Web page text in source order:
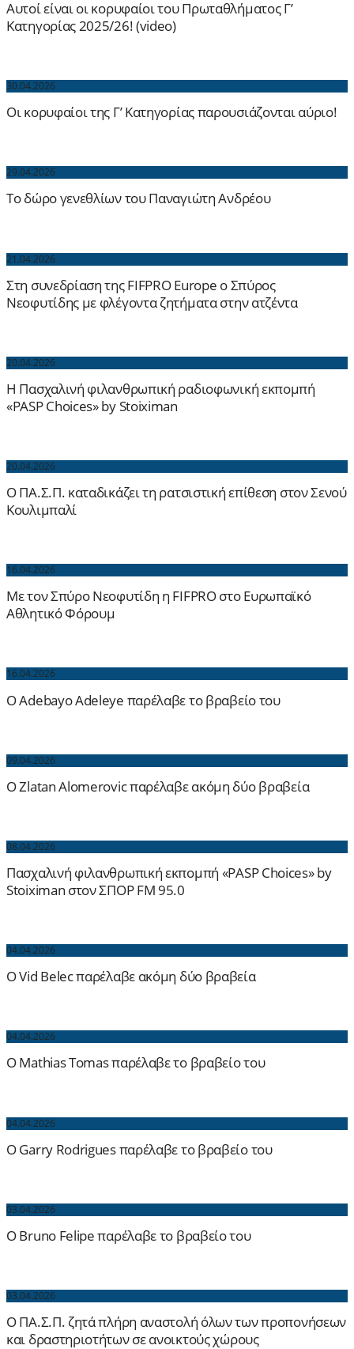
Αυτοί είναι οι κορυφαίοι του Πρωταθλήματος Γ’
Κατηγορίας 2025/26! (video)
30.04.2026
Οι κορυφαίοι της Γ’ Κατηγορίας παρουσιάζονται αύριο!
29.04.2026
Το δώρο γενεθλίων του Παναγιώτη Ανδρέου
21.04.2026
Στη συνεδρίαση της FIFPRO Europe ο Σπύρος
Νεοφυτίδης με φλέγοντα ζητήματα στην ατζέντα
20.04.2026
H Πασχαλινή φιλανθρωπική ραδιοφωνική εκπομπή
«PASP Choices» by Stoiximan
20.04.2026
Ο ΠΑ.Σ.Π. καταδικάζει τη ρατσιστική επίθεση στον Σενού
Κουλιμπαλί
16.04.2026
Με τον Σπύρο Νεοφυτίδη η FIFPRO στο Ευρωπαϊκό
Αθλητικό Φόρουμ
16.04.2026
Ο Adebayo Adeleye παρέλαβε το βραβείο του
09.04.2026
O Zlatan Alomerovic παρέλαβε ακόμη δύο βραβεία
08.04.2026
Πασχαλινή φιλανθρωπική εκπομπή «PASP Choices» by
Stoiximan στον ΣΠΟΡ FM 95.0
04.04.2026
O Vid Belec παρέλαβε ακόμη δύο βραβεία
04.04.2026
O Mathias Tomas παρέλαβε το βραβείο του
04.04.2026
O Garry Rodrigues παρέλαβε το βραβείο του
03.04.2026
O Bruno Felipe παρέλαβε το βραβείο του
03.04.2026
Ο ΠΑ.Σ.Π. ζητά πλήρη αναστολή όλων των προπονήσεων
και δραστηριοτήτων σε ανοικτούς χώρους